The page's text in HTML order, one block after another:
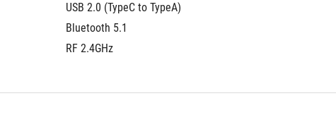
USB 2.0 (TypeC to TypeA)
Bluetooth 5.1
RF 2.4GHz